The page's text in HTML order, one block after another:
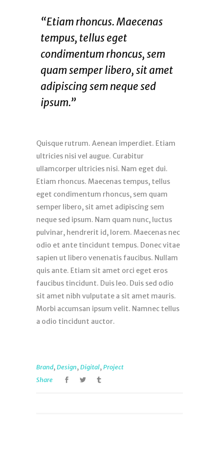
“Etiam rhoncus. Maecenas
tempus, tellus eget
condimentum rhoncus, sem
quam semper libero, sit amet
adipiscing sem neque sed
ipsum.”
Quisque rutrum. Aenean imperdiet. Etiam
ultricies nisi vel augue. Curabitur
ullamcorper ultricies nisi. Nam eget dui.
Etiam rhoncus. Maecenas tempus, tellus
eget condimentum rhoncus, sem quam
semper libero, sit amet adipiscing sem
neque sed ipsum. Nam quam nunc, luctus
pulvinar, hendrerit id, lorem. Maecenas nec
odio et ante tincidunt tempus. Donec vitae
sapien ut libero venenatis faucibus. Nullam
quis ante. Etiam sit amet orci eget eros
faucibus tincidunt. Duis leo. Duis sed odio
sit amet nibh vulputate a sit amet mauris.
Morbi accumsan ipsum velit. Namnec tellus
a odio tincidunt auctor.
Brand,Design,Digital,Project
Share